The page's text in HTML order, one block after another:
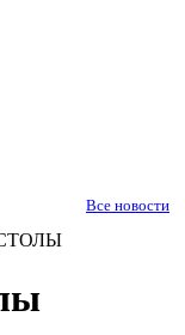
Все новости